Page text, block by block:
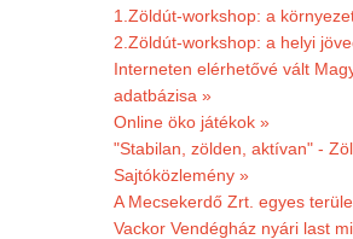
1.Zöldút-workshop: a
2.Zöldút-workshop: a helyi
Interneten elérhetővé vált
adatbázisa »
Online öko játékok »
"Stabilan, zölden, aktívan" -
Sajtóközlemény »
A Mecsekerdő Zrt. egyes
Vackor Vendégház nyári last